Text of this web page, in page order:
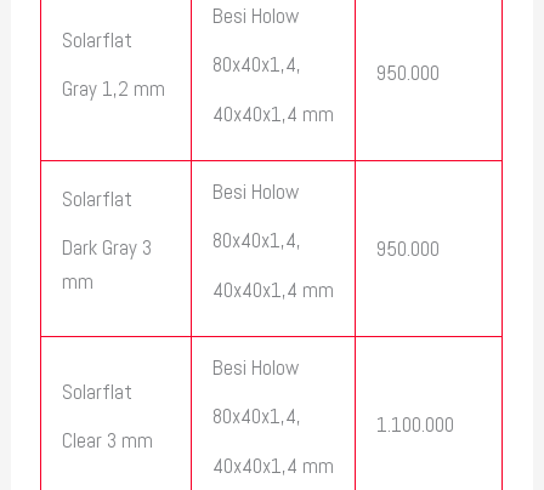
Solarflat
Gray 1,2 mm
Besi Holow
80x40x1,4,
40x40x1,4 mm
950.000
Solarflat
Dark Gray 3
mm
Besi Holow
80x40x1,4,
40x40x1,4 mm
950.000
Solarflat
Clear 3 mm
Besi Holow
80x40x1,4,
40x40x1,4 mm
1.100.000